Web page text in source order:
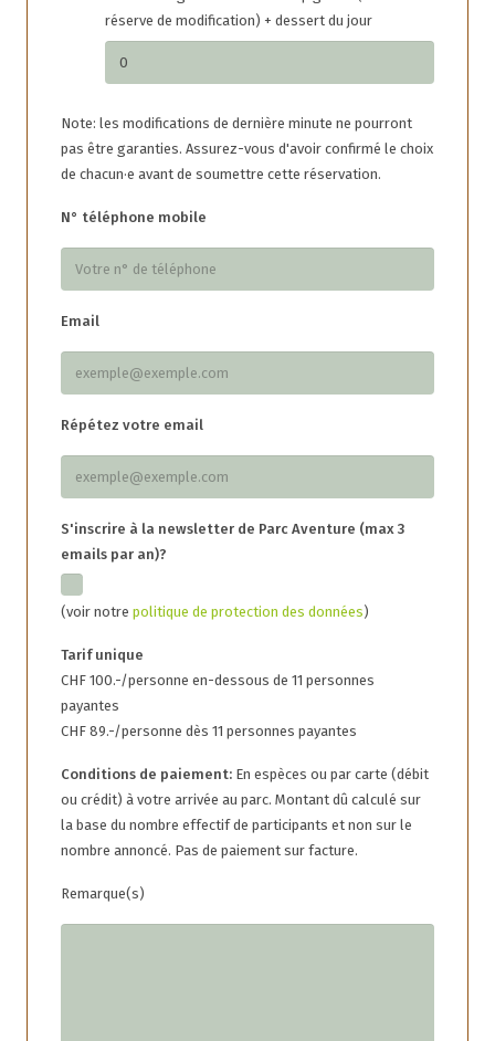
réserve de modification) + dessert du jour
Note: les modifications de dernière minute ne pourront
pas être garanties. Assurez-vous d'avoir confirmé le choix
de chacun·e avant de soumettre cette réservation.
N° téléphone mobile
Email
Répétez votre email
S'inscrire à la newsletter de Parc Aventure (max 3
emails par an)?
(voir notre politique de protection des données)
Tarif unique
CHF 100.-/personne en-dessous de 11 personnes
payantes
CHF 89.-/personne dès 11 personnes payantes
Conditions de paiement: En espèces ou par carte (débit
ou crédit) à votre arrivée au parc. Montant dû calculé sur
la base du nombre effectif de participants et non sur le
nombre annoncé. Pas de paiement sur facture.
Remarque(s)